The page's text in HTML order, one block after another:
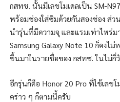
กสทช. นั้นมีเลขโมเดลเป็น SM-
พร้อมช่องใส่ซิมด้วยกันสองช่อง ส่ว
นำรุ่นที่มีความจุ และแรมเท่าไหร่ม
Samsung Galaxy Note 10 ก็คงไ
ขึ้นมาในรายชื่อของ กสทช. ในไม่
อีกรุ่นก็คือ Honor 20 Pro ที่ใช้เลขโ
คร่าว ๆ ก็ตามนี้ครับ